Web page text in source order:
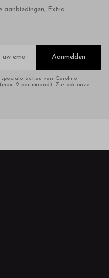
aanbiedingen, Extra
Aanmelden
acties van Caroline
2 per maand). Zie ook onze